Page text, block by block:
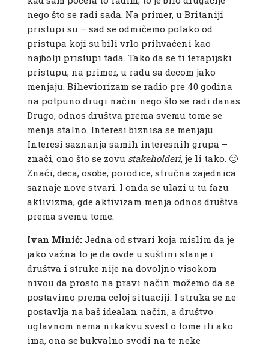
nego što se radi sada. Na primer, u Britaniji
pristupi su – sad se odmičemo polako od
pristupa koji su bili vrlo prihvaćeni kao
najbolji pristupi tada. Tako da se ti terapijski
pristupu, na primer, u radu sa decom jako
menjaju. Biheviorizam se radio pre 40 godina
na potpuno drugi način nego što se radi danas.
Drugo, odnos društva prema svemu tome se
menja stalno. Interesi biznisa se menjaju.
Interesi saznanja samih interesnih grupa –
znači, ono što se zovu stakeholderi, je li tako. 🙂
Znači, deca, osobe, porodice, stručna zajednica
saznaje nove stvari. I onda se ulazi u tu fazu
aktivizma, gde aktivizam menja odnos društva
prema svemu tome.
Ivan Minić:Jedna od stvari koja mislim da je
jako važna to je da ovde u suštini stanje i
društva i struke nije na dovoljno visokom
nivou da prosto na pravi način možemo da se
postavimo prema celoj situaciji. I struka se ne
postavlja na baš idealan način, a društvo
uglavnom nema nikakvu svest o tome ili ako
ima, ona se bukvalno svodi na te neke